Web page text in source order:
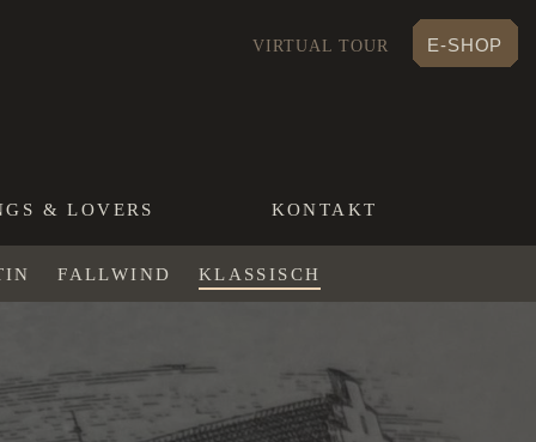
VIRTUAL TOUR E-SHOP
& LOVERS KONTAKT
FALLWIND KLASSISCH